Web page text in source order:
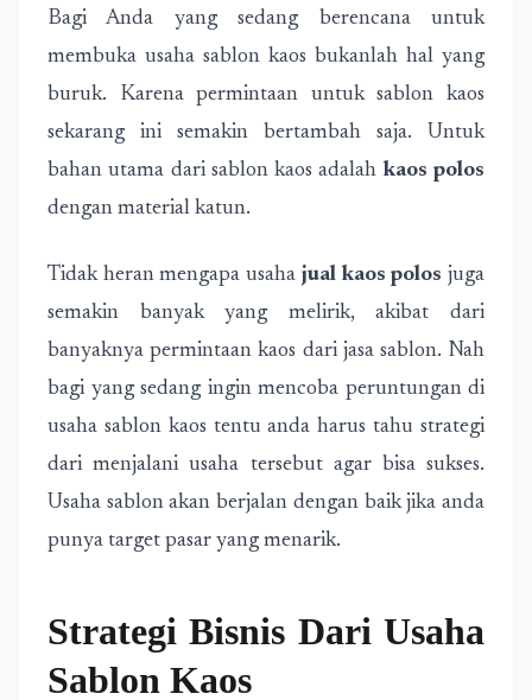
Bagi Anda yang sedang berencana untuk
membuka usaha sablon kaos bukanlah hal yang
buruk. Karena permintaan untuk sablon kaos
sekarang ini semakin bertambah saja. Untuk
bahan utama dari sablon kaos adalah kaos polos
dengan material katun.
Tidak heran mengapa usaha jual kaos polos juga
semakin banyak yang melirik, akibat dari
banyaknya permintaan kaos dari jasa sablon. Nah
bagi yang sedang ingin mencoba peruntungan di
usaha sablon kaos tentu anda harus tahu strategi
dari menjalani usaha tersebut agar bisa sukses.
Usaha sablon akan berjalan dengan baik jika anda
punya target pasar yang menarik.
Strategi Bisnis Dari Usaha
Sablon Kaos